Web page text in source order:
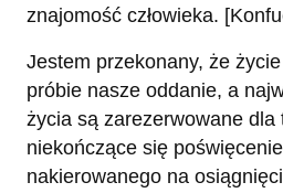
znajomość człowieka.
Jestem przekonany, że
próbie nasze oddanie, a
życia są zarezerwowane dla
niekończące się
nakierowanego na